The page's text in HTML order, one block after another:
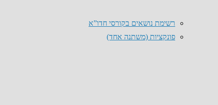
רשימת נושאים בקורסי חדו”א
פונקציות (משתנה אחד)